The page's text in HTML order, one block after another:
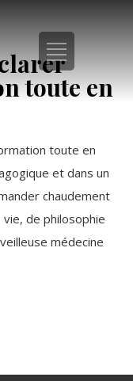
toute en
toute en
et dans un
chaudement
vie, de philosophie
médecine